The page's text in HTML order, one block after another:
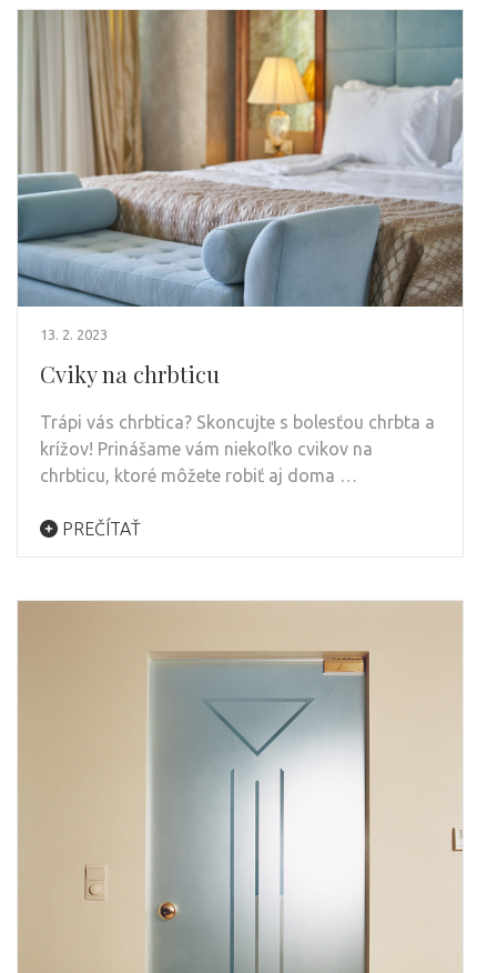
13. 2. 2023
Cviky na chrbticu
Trápi vás chrbtica? Skoncujte s bolesťou chrbta a
krížov! Prinášame vám niekoľko cvikov na
chrbticu, ktoré môžete robiť aj doma …
PREČÍTAŤ